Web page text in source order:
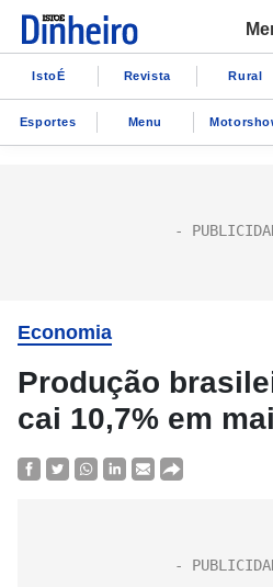
IstoÉ Revista Rural
Esportes Menu
Economia
Produção
cai 10,7% em